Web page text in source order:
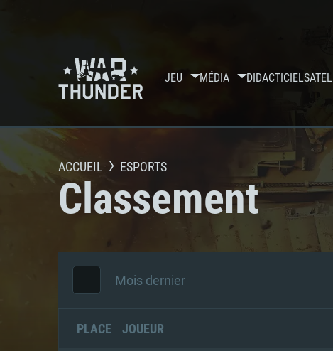
JEU MÉDIA DIDACTICIELS
ACCUEIL ESPORTS
Classement
Mois dernier
PLACE JOUEUR